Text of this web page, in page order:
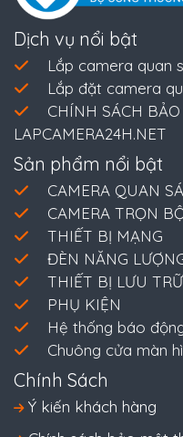
Dịch vụ nổi bật
Lắp camera quan
Lắp đặt camera
CHÍNH SÁCH
LAPCAMERA24H.NET
Sản phẩm nổi bật
CAMERA QUAN
CAMERA TRỌN
THIẾT BỊ MẠNG
ĐÈN NĂNG
THIẾT BỊ LƯU TRỮ
PHỤ KIỆN
Hệ thống báo
Chuông cửa màn
Chính Sách
Ý kiến khách hàng